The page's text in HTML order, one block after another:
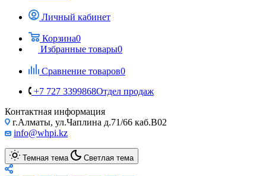
Личный кабинет
Корзина0
Избранные товары0
Сравнение товаров0
+7 727 3399868Отдел продаж
Контактная информация
г.Алматы, ул.Чаплина д.71/66 каб.B02
info@whpi.kz
Темная тема Светлая тема